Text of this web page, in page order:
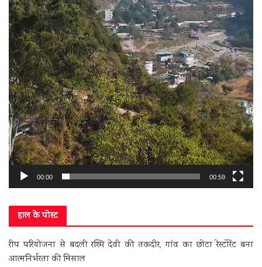
00:00 00:59
हाल के पोस्ट
रीप परियोजना से बदली रश्मि देवी की तकदीर, गांव का छोटा रेस्टोरेंट बना
आत्मनिर्भरता की मिसाल